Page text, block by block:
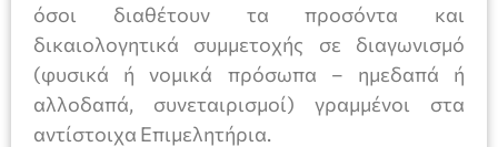
όσοι διαθέτουν τα προσόντα και
δικαιολογητικά συμμετοχής σε διαγωνισμό
(φυσικά ή νομικά πρόσωπα – ημεδαπά ή
αλλοδαπά, συνεταιρισμοί) γραμμένοι στα
αντίστοιχα Επιμελητήρια.